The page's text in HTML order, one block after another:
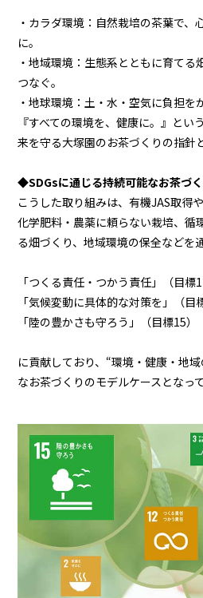
・カラダ環境：自然栽培の茶葉で、
に。
・地域環境：生態系とともに育て
つなぐ。
・地球環境：土・水・空気に負担を
『すべての環境を、健康に。』とい
来を守る大塚園のお茶づくりの指針
◆SDGsに通じる持続可能なお茶づ
こうした取り組みは、有機JAS取得
化学肥料・農薬に頼らない栽培、循
る畑づくり、地域環境の保全などを
「つくる責任・つかう責任」（目標
「気候変動に具体的な対策を」（目
「陸の豊かさも守ろう」（目標15）
に貢献しており、“環境・健康・地
なお茶づくりのモデルケースとなって